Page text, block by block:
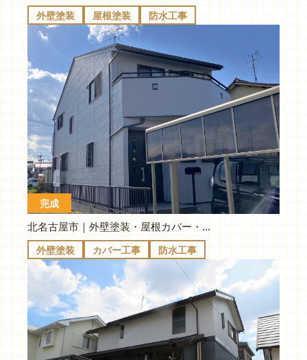
外壁塗装 屋根塗装 防水工事
完成
北名古屋市｜外壁塗装・屋根カバー・ベランダ防水｜K様邸
外壁塗装 カバー工事 防水工事